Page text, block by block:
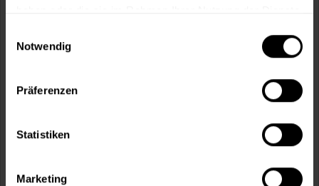
Notwendig
Präferenzen
Statistiken
Marketing